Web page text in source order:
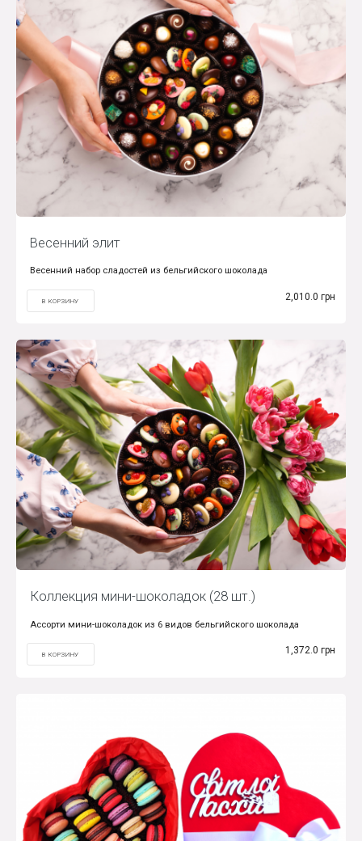
Весенний элит
Весенний набор сладостей из бельгийского шоколада
В КОРЗИНУ 2,010.0 грн
Коллекция мини-шоколадок (28 шт.)
Ассорти мини-шоколадок из 6 видов бельгийского шоколада
В КОРЗИНУ 1,372.0 грн